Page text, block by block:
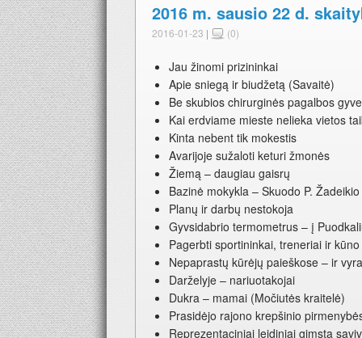
2016 m. sausio 22 d.
2016-01-23 | (0)
Jau žinomi prizininkai
Apie sniegą ir biudžetą (Savaitė)
Be skubios chirurginės pagalbos
Kai erdviame mieste nelieka vietos
Kinta nebent tik mokestis
Avarijoje sužaloti keturi žmonės
Žiemą – daugiau gaisrų
Bazinė mokykla – Skuodo P.
Planų ir darbų nestokoja
Gyvsidabrio termometrus – į
Pagerbti sportininkai, treneriai ir
Nepaprastų kūrėjų paieškose – ir
Darželyje – nariuotakojai
Dukra – mamai (Močiutės kraitelė)
Prasidėjo rajono krepšinio
Reprezentaciniai leidiniai gimsta